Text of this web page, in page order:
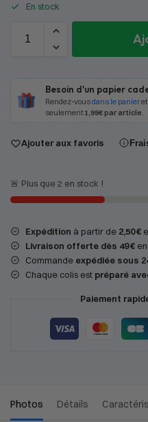
En stock
Besoin d'un papier
Rendez-vousdans le panieret
seulement 1,99€ par article.
Ajouter aux favoris
🚨 Plus que 2 en stock !
Expédition à partir de 2,50 €
Livraison offerte dès 49 €
Commande expédiée sous
Chaque colis est préparé
Paiement
Photos Détails